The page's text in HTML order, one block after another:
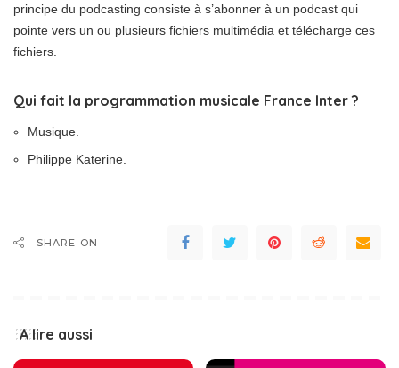
principe du podcasting consiste à s’abonner à un podcast qui
pointe vers un ou plusieurs fichiers multimédia et télécharge ces
fichiers.
Qui fait la programmation musicale France Inter ?
Musique.
Philippe Katerine.
SHARE ON
A lire aussi